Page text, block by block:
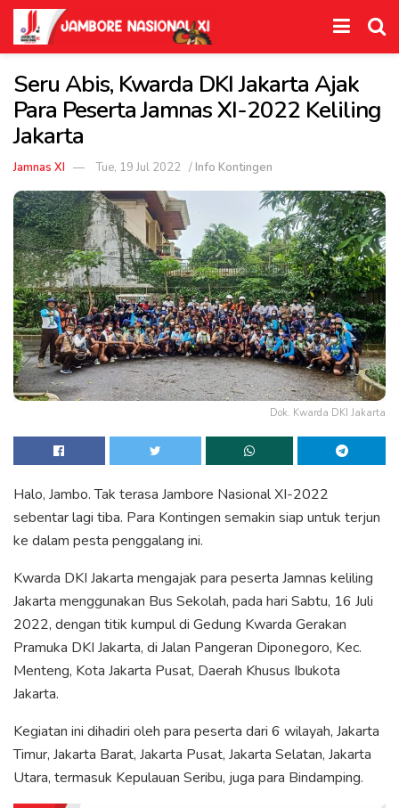
Seru Abis, Kwarda DKI Jakarta Ajak
Para Peserta Jamnas XI-2022 Keliling
Jakarta
Jamnas XI Tue, 19 Jul 2022 /Info Kontingen
Dok. Kwarda DKI Jakarta
Halo, Jambo. Tak terasa Jambore Nasional XI-2022
sebentar lagi tiba. Para Kontingen semakin siap untuk terjun
ke dalam pesta penggalang ini.
Kwarda DKI Jakarta mengajak para peserta Jamnas keliling
Jakarta menggunakan Bus Sekolah, pada hari Sabtu, 16 Juli
2022, dengan titik kumpul di Gedung Kwarda Gerakan
Pramuka DKI Jakarta, di Jalan Pangeran Diponegoro, Kec.
Menteng, Kota Jakarta Pusat, Daerah Khusus Ibukota
Jakarta.
Kegiatan ini dihadiri oleh para peserta dari 6 wilayah, Jakarta
Timur, Jakarta Barat, Jakarta Pusat, Jakarta Selatan, Jakarta
Utara, termasuk Kepulauan Seribu, juga para Bindamping.